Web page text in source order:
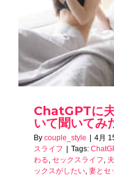
ChatGPTに
いて聞いてみ
By couple_style 4月
スライフ
Tags:
わる, セックスライフ,
ックスがしたい, 妻とセ